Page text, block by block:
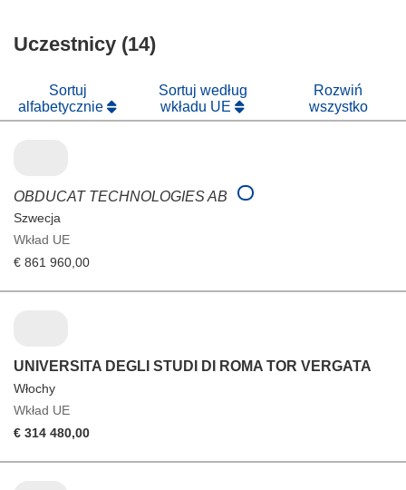
nowym
Uczestnicy (14)
Sortuj
alfabetycznie
Sortuj według
wkładu UE
Rozwiń
wszystko
OBDUCAT TECHNOLOGIES AB
Szwecja
Wkład UE
€ 861 960,00
UNIVERSITA DEGLI STUDI DI ROMA TOR VERGATA
Włochy
Wkład UE
€ 314 480,00